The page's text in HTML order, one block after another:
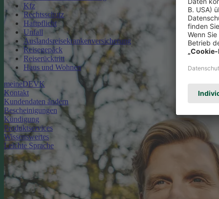
Kfz
Rechtsschutz
Haftpflicht
Unfall
Auslandsreisekrankenversicherung
Reisegepäck
Reiserücktritt
Haus und Wohnen
meineDEVK
Kontakt
Kundendaten ändern
Bescheinigungen
Kündigung
Produktservices
Wissenswertes
Leichte Sprache